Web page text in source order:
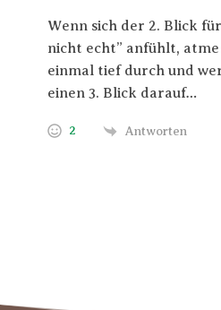
Wenn sich der 2. Blick
nicht echt” anfühlt,
einmal tief durch und
einen 3. Blick darauf…
2 Antworten